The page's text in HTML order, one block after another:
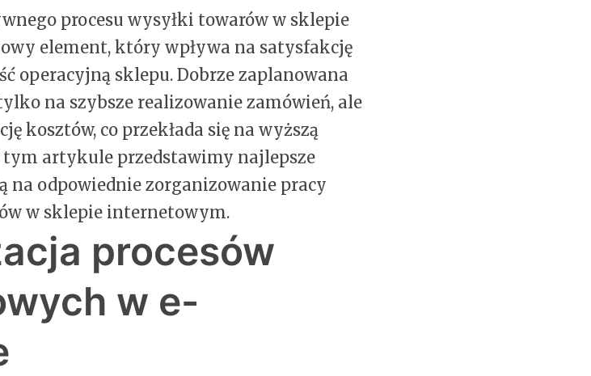
procesu wysyłki towarów w sklepie
element, który wpływa na satysfakcję
operacyjną sklepu. Dobrze zaplanowana
na szybsze realizowanie zamówień, ale
kosztów, co przekłada się na wyższą
tym artykule przedstawimy najlepsze
na odpowiednie zorganizowanie pracy
w sklepie internetowym.
procesów
w e-